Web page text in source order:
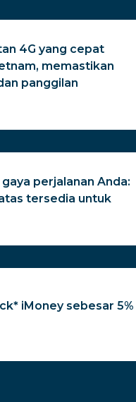
4G yang cepat
memastikan
panggilan
perjalanan Anda:
tersedia untuk
iMoney sebesar 5%